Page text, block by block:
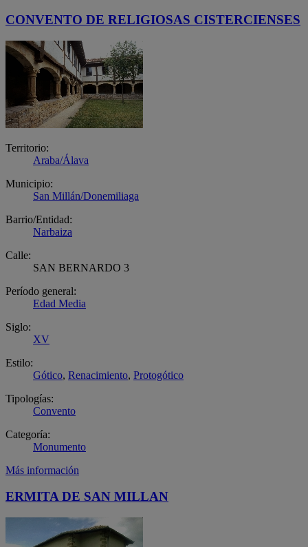
CONVENTO DE RELIGIOSAS CISTERCIENSES
Territorio:
Araba/Álava
Municipio:
San Millán/Donemiliaga
Barrio/Entidad:
Narbaiza
Calle:
SAN BERNARDO 3
Período general:
Edad Media
Siglo:
XV
Estilo:
Gótico, Renacimiento, Protogótico
Tipologías:
Convento
Categoría:
Monumento
Más información
ERMITA DE SAN MILLAN